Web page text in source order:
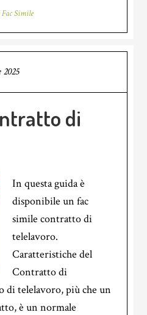
Simile
2025
di
In questa guida è
disponibile un fac
simile contratto di
telelavoro.
Caratteristiche del
Contratto di
di telelavoro, più che un
è un normale